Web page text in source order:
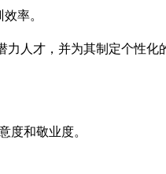
率。
人才，并为其制定个性
度和敬业度。